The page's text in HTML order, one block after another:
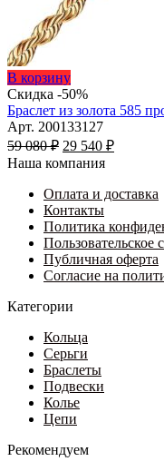
В корзинуЭтот
товар
имеет
несколько
вариаций.
Опции
выбрать
на
странице
товара.
Скидка -50%
Браслет из золота 585
Арт. 200133127
59 080₽ Первоначальная
цена
59
080 ₽.
29 540 ₽Текущая
540 ₽.
Наша компания
Оплата и доставка
Контакты
Политика
Пользовательское
Публичная оферта
Согласие на
Категории
Кольца
Серьги
Браслеты
Подвески
Колье
Цепи
Рекомендуем